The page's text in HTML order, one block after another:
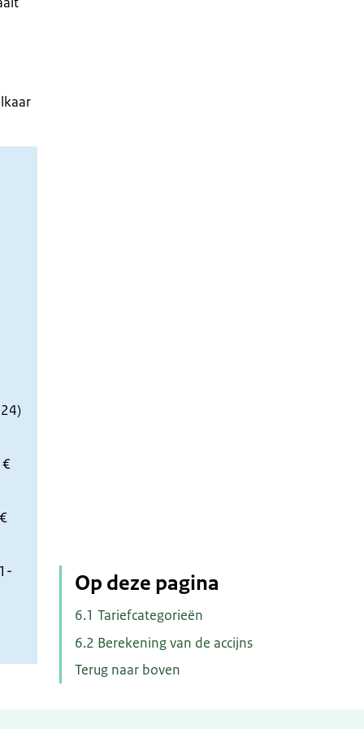
Op deze pagina
6.1 Tariefcategorieën
6.2 Berekening van de accijns
Terug naar boven